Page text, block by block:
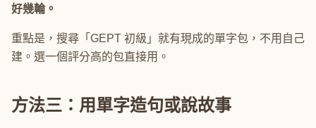
好幾輪。
重點是，搜尋「GEPT 初級」就有現成的單字包，不用自己
建。選一個評分高的包直接用。
方法三：用單字造句或說故事